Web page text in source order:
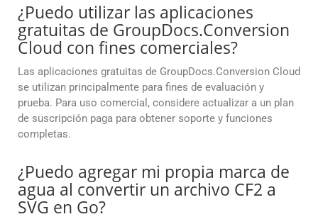
¿Puedo utilizar las aplicaciones
gratuitas de GroupDocs.Conversion
Cloud con fines comerciales?
Las aplicaciones gratuitas de GroupDocs.Conversion Cloud
se utilizan principalmente para fines de evaluación y
prueba. Para uso comercial, considere actualizar a un plan
de suscripción paga para obtener soporte y funciones
completas.
¿Puedo agregar mi propia marca de
agua al convertir un archivo CF2 a
SVG en Go?